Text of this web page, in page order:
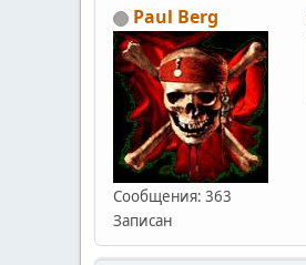
Paul Berg
Сообщения: 363
Записан